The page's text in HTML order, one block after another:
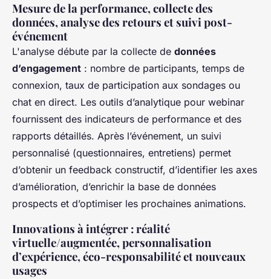
Mesure de la performance, collecte des
données, analyse des retours et suivi post-
événement
L'analyse débute par la collecte de données
d’engagement : nombre de participants, temps de
connexion, taux de participation aux sondages ou
chat en direct. Les outils d’analytique pour webinar
fournissent des indicateurs de performance et des
rapports détaillés. Après l’événement, un suivi
personnalisé (questionnaires, entretiens) permet
d’obtenir un feedback constructif, d’identifier les axes
d’amélioration, d’enrichir la base de données
prospects et d’optimiser les prochaines animations.
Innovations à intégrer : réalité
virtuelle/augmentée, personnalisation
d’expérience, éco-responsabilité et nouveaux
usages